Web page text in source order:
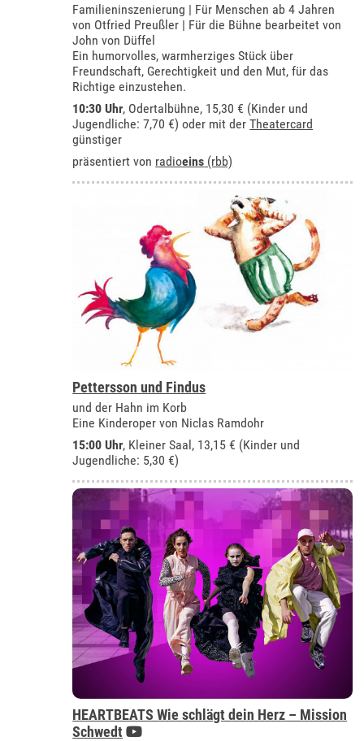
Familieninszenierung | Für Menschen ab 4 Jahren
von Otfried Preußler | Für die Bühne bearbeitet von
John von Düffel
Ein humorvolles, warmherziges Stück über
Freundschaft, Gerechtigkeit und den Mut, für das
Richtige einzustehen.
10:30 Uhr, Odertalbühne, 15,30 € (Kinder und
Jugendliche: 7,70 €) oder mit derTheatercard
günstiger
präsentiert von radioeins (rbb)
Pettersson und Findus
und der Hahn im Korb
Eine Kinderoper von Niclas Ramdohr
15:00 Uhr, Kleiner Saal , 13,15 € (Kinder und
Jugendliche: 5,30 €)
HEARTBEATS Wie schlägt dein Herz – Mission
Schwedt